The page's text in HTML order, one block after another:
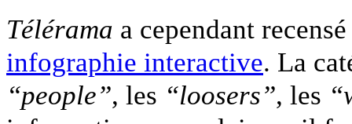
Télérama a cependant
infographie interactive. La
“people”, les “loosers”, les